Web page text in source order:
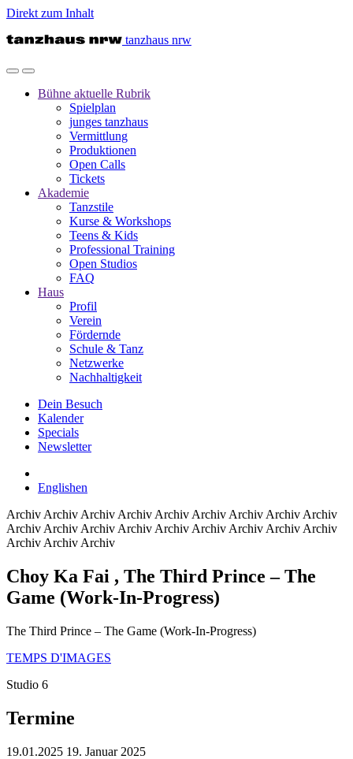
Direkt zum Inhalt
tanzhaus nrw
Bühne aktuelle Rubrik
Spielplan
junges tanzhaus
Vermittlung
Produktionen
Open Calls
Tickets
Akademie
Tanzstile
Kurse & Workshops
Teens & Kids
Professional Training
Open Studios
FAQ
Haus
Profil
Verein
Fördernde
Schule & Tanz
Netzwerke
Nachhaltigkeit
Dein Besuch
Kalender
Specials
Newsletter
Englishen
Archiv Archiv Archiv Archiv Archiv Archiv Archiv Archiv Archiv
Archiv Archiv Archiv Archiv Archiv Archiv Archiv Archiv Archiv
Archiv Archiv Archiv
Choy Ka Fai , The Third Prince – The
Game (Work-In-Progress)
The Third Prince – The Game (Work-In-Progress)
TEMPS D'IMAGES
Studio 6
Termine
19.01.2025 19. Januar 2025